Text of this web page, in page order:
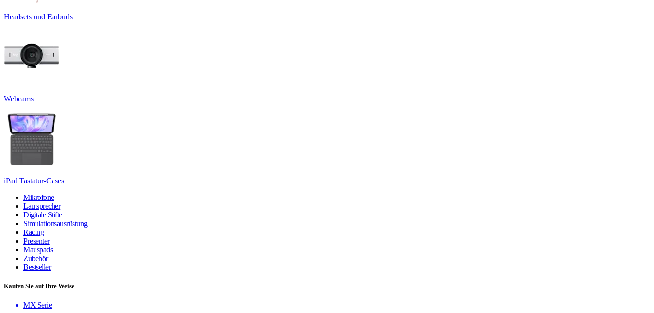
Headsets und Earbuds
Webcams
iPad Tastatur-Cases
Mikrofone
Lautsprecher
Digitale Stifte
Simulationsausrüstung
Racing
Presenter
Mauspads
Zubehör
Bestseller
Kaufen Sie auf Ihre Weise
MX Serie